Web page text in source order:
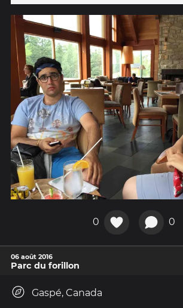
0 0
06 août 2016
Parc du forillon
Gaspé, Canada